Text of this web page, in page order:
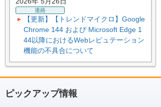
連絡
【更新】【トレンドマイクロ】Google
Chrome 144 および Microsoft Edge 1
44以降におけるWebレピュテーション
機能の不具合について
ピックアップ情報